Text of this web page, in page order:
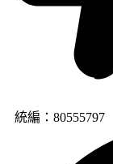
統編：80555797